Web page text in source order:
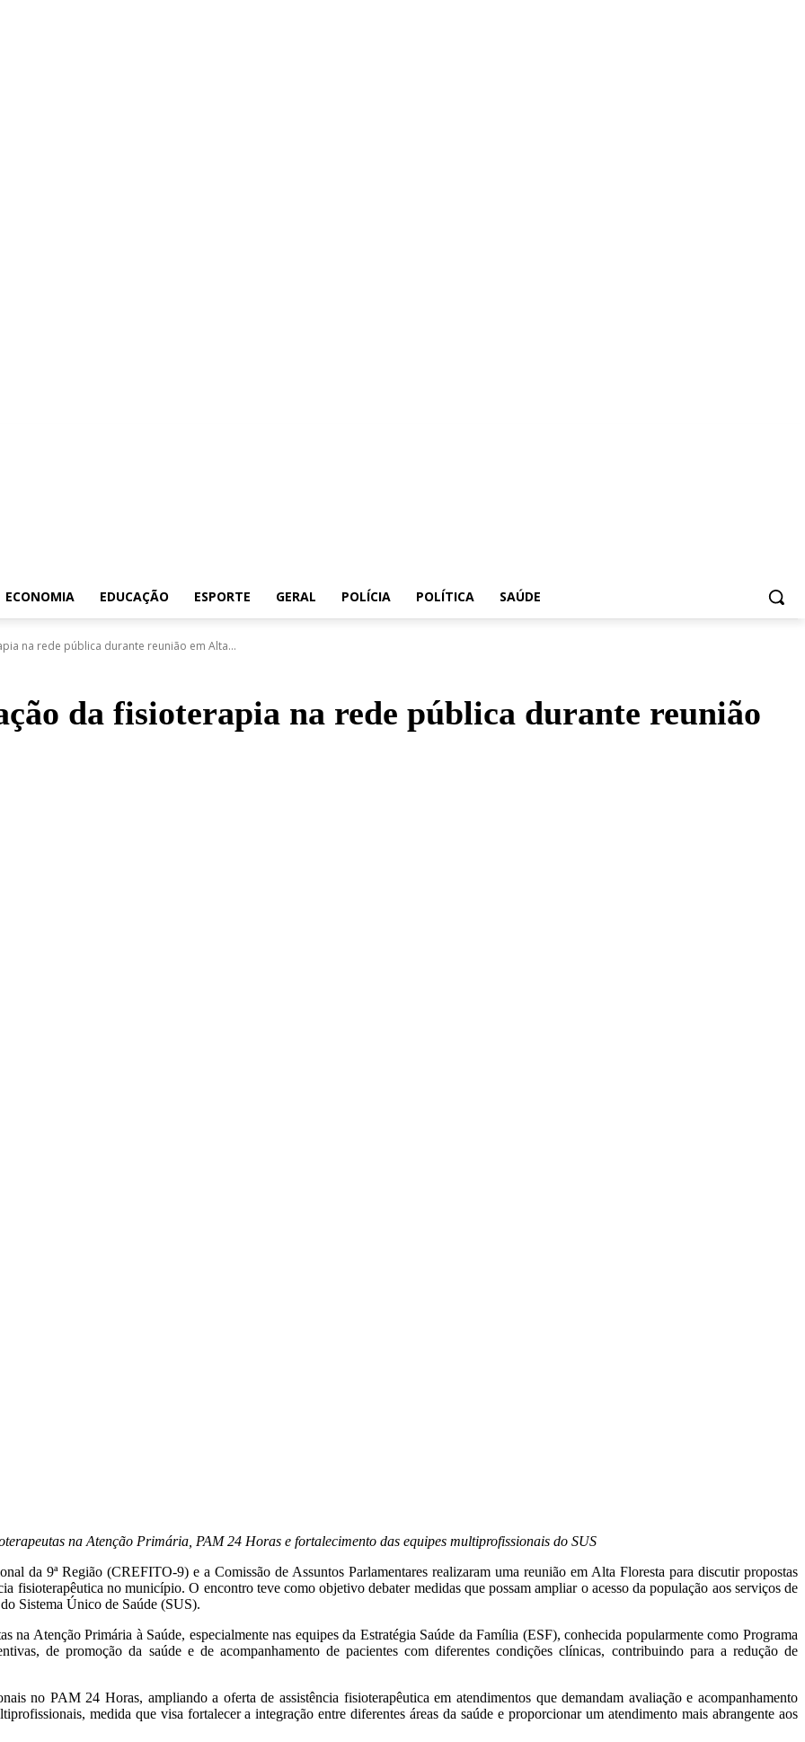
ECONOMIA EDUCAÇÃO ESPORTE GERAL POLÍCIA POLÍTICA SAÚDE
na rede pública durante reunião em Alta...
da fisioterapia na rede pública durante reunião
na Atenção Primária, PAM 24 Horas e fortalecimento das equipes multiprofissionais do SUS
da 9ª Região (CREFITO-9) e a Comissão de Assuntos Parlamentares realizaram uma reunião em Alta Floresta para discutir propostas
fisioterapêutica no município. O encontro teve como objetivo debater medidas que possam ampliar o acesso da população aos serviços de
Sistema Único de Saúde (SUS).
na Atenção Primária à Saúde, especialmente nas equipes da Estratégia Saúde da Família (ESF), conhecida popularmente como Programa
de promoção da saúde e de acompanhamento de pacientes com diferentes condições clínicas, contribuindo para a redução de
no PAM 24 Horas, ampliando a oferta de assistência fisioterapêutica em atendimentos que demandam avaliação e acompanhamento
medida que visa fortalecer a integração entre diferentes áreas da saúde e proporcionar um atendimento mais abrangente aos